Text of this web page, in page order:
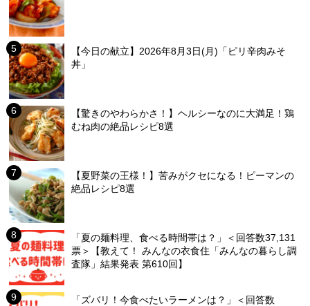
【今日の献立】2026年8月3日(月)「ピリ辛肉みそ
丼」
【驚きのやわらかさ！】ヘルシーなのに大満足！鶏
むね肉の絶品レシピ8選
【夏野菜の王様！】苦みがクセになる！ピーマンの
絶品レシピ8選
「夏の麺料理、食べる時間帯は？」＜回答数37,131
票＞【教えて！ みんなの衣食住「みんなの暮らし調
査隊」結果発表 第610回】
「ズバリ！今食べたいラーメンは？」＜回答数